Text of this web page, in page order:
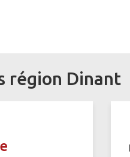
région Dinant